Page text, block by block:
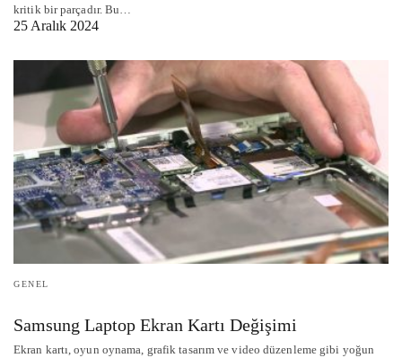
kritik bir parçadır. Bu…
25 Aralık 2024
GENEL
Samsung Laptop Ekran Kartı Değişimi
Ekran kartı, oyun oynama, grafik tasarım ve video düzenleme gibi yoğun